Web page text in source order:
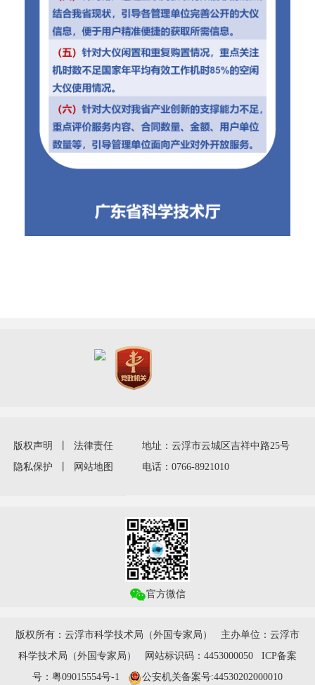
版权声明
法律责任
隐私保护
网站地图
地址：云浮市云城区吉祥中路25号
电话：0766-8921010
官方微信
版权所有：云浮市科学技术局（外国专家局） 主办单位：云浮市
科学技术局（外国专家局） 网站标识码：4453000050 ICP备案
号：粤09015554号-1
公安机关备案号:44530202000010